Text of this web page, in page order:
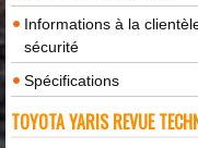
Informations à la
sécurité
Spécifications
TOYOTA YARIS REVUE